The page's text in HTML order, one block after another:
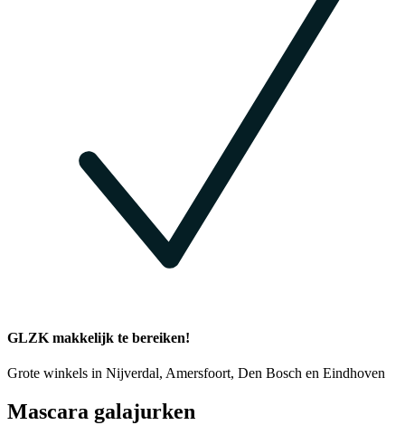
GLZK makkelijk te bereiken!
Grote winkels in Nijverdal, Amersfoort, Den Bosch en Eindhoven
Mascara galajurken